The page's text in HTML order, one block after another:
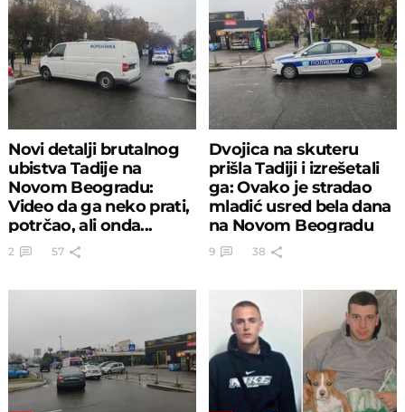
Novi detalji brutalnog
ubistva Tadije na
Novom Beogradu:
Video da ga neko prati,
potrčao, ali onda...
2 57
Dvojica na skuteru
prišla Tadiji i izrešetali
ga: Ovako je stradao
mladić usred bela dana
na Novom Beogradu
9 38